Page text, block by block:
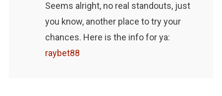
Seems alright, no real standouts, just
you know, another place to try your
chances. Here is the info for ya:
raybet88